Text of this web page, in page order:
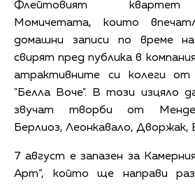
Флейтовият квартет
Момичетата, които
домашни записи по време
свирят пред публика в
атрактивните си колеги от
"Белла Воче". В този изцяло
звучат творби от
Берлиоз, Леонкавало, Дворжак,
7 август е запазен за
Арт”, който ще направи